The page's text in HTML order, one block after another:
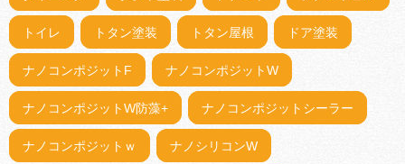
トイレ トタン塗装 トタン屋根 ドア塗装
ナノコンポジットF ナノコンポジットW
ナノコンポジットW防藻+ ナノコンポジットシーラー
ナノコンポジットｗ ナノシリコンW